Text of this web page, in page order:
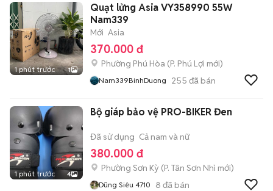
1 phút trước 1
Quạt lửng Asia VY358990 55W
Nam339
Mới Asia
370.000 đ
Phường Phú Hòa (P. Phú Lợi mới)
Nam339BinhDuong 255 đã bán
1 phút trước 4
Bộ giáp bảo vệ PRO-BIKER Đen
Đã sử dụng Cả nam và nữ
380.000 đ
Phường Sơn Kỳ (P. Tân Sơn Nhì mới)
Dũng Siêu 4710 8 đã bán